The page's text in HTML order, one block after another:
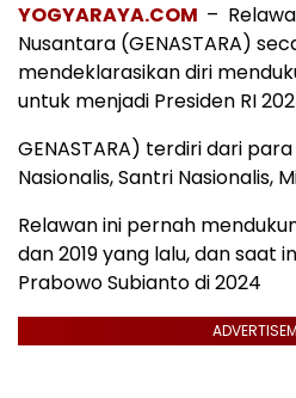
YOGYARAYA.COM –
Nusantara (GENASTARA)
mendeklarasikan diri
untuk menjadi Presiden RI
GENASTARA) terdiri dari
Nasionalis, Santri Nasionalis,
Relawan ini pernah
dan 2019 yang lalu, dan saat
Prabowo Subianto di 2024